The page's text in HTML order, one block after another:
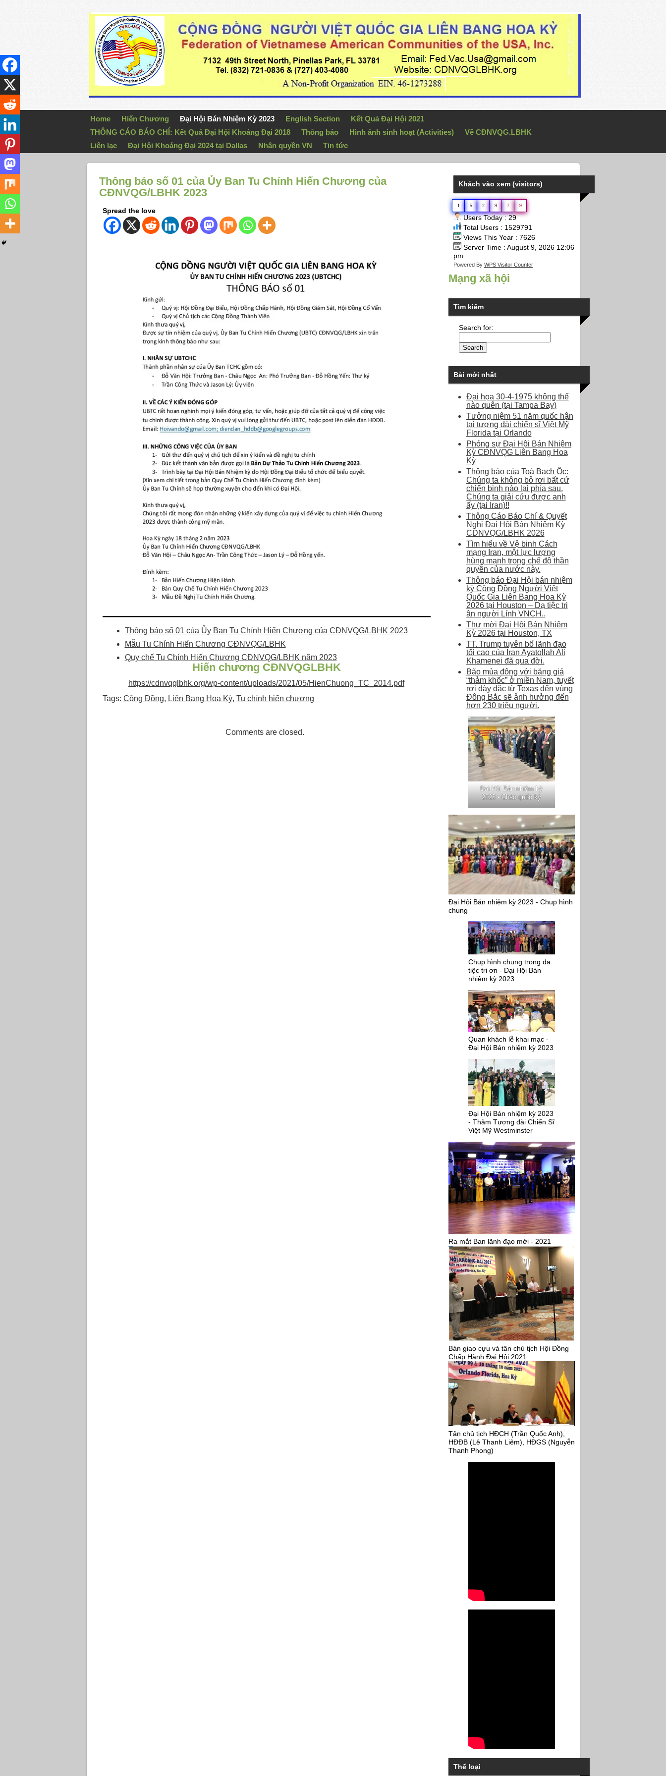
Home Hiến Chương Đại Hội Bán Nhiệm Kỳ 2023 English Section
Kết Quả Đại Hội 2021
THÔNG CÁO BÁO CHÍ: Kết Quả Đại Hội Khoáng Đại 2018
Thông báo Hình ảnh sinh hoạt (Activities)
Về CĐNVQG.LBHK
Liên lạc
Đại Hội Khoáng Đại 2024 tại Dallas Nhân quyền VN Tin tức
Thông báo số 01 của Ủy Ban Tu Chính Hiến Chương của
CĐNVQG/LBHK 2023
Spread the love
Thông báo số 01 của Ủy Ban Tu Chính Hiến Chương của CĐNVQG/LBHK 2023
Mẫu Tu Chính Hiến Chương CĐNVQG/LBHK
Quy chế Tu Chính Hiến Chương CĐNVQG/LBHK năm 2023
Hiến chương CĐNVQGLBHK
https://cdnvqglbhk.org/wp-content/uploads/2021/05/HienChuong_TC_2014.pdf
Tags: Cộng Đồng, Liên Bang Hoa Kỳ, Tu chính hiến chương
Comments are closed.
Khách vào xem (visitors)
1 5 2 9 7 9
Users Today : 29
Total Users : 1529791
Views This Year : 7626
Server Time : August 9, 2026 12:06
pm
Powered By WPS Visitor Counter
Mạng xã hội
Tìm kiếm
Search for:
Bài mới nhất
Đại họa 30-4-1975 không thể
nào quên (tại Tampa Bay)
Tưởng niệm 51 năm quốc hận
tại tượng đài chiến sĩ Việt Mỹ
Florida tại Orlando
Phóng sự Đại Hội Bán Nhiệm
Kỳ CĐNVQG Liên Bang Hoa
Kỳ
Thông báo của Toà Bạch Ốc:
Chúng ta không bỏ rơi bất cứ
chiến binh nào lại phía sau.
Chúng ta giải cứu được anh
ấy (tại Iran)!!
Thông Cáo Báo Chí & Quyết
Nghị Đại Hội Bán Nhiệm Kỳ
CDNVQG/LBHK 2026
Tìm hiểu về Vệ binh Cách
mạng Iran, một lực lượng
hùng mạnh trong chế độ thần
quyền của nước này.
Thông báo Đại Hội bán nhiệm
kỳ Cộng Đồng Người Việt
Quốc Gia Liên Bang Hoa Kỳ
2026 tại Houston – Dạ tiệc tri
ân người Lính VNCH..
Thư mời Đại Hội Bán Nhiệm
Kỳ 2026 tại Houston, TX
TT. Trump tuyên bố lãnh đạo
tối cao của Iran Ayatollah Ali
Khamenei đã qua đời.
Bão mùa đông với băng giá
“thảm khốc” ở miền Nam, tuyết
rơi dày đặc từ Texas đến vùng
Đông Bắc sẽ ảnh hưởng đến
hơn 230 triệu người.
Đại Hội Bán nhiệm kỳ
2023 - Chào quốc kỳ
Đại Hội Bán nhiệm kỳ 2023 - Chup hình
chung
Chụp hình chung trong dạ
tiệc tri ơn - Đại Hội Bán
nhiệm kỳ 2023
Quan khách lễ khai mạc -
Đại Hội Bán nhiệm kỳ 2023
Đại Hội Bán nhiệm kỳ 2023
- Thăm Tượng đài Chiến Sĩ
Việt Mỹ Westminster
Ra mắt Ban lãnh đạo mới - 2021
Bàn giao cựu và tân chủ tịch Hội Đồng
Chấp Hành Đại Hội 2021
Tân chủ tịch HĐCH (Trần Quốc Anh),
HĐĐB (Lê Thanh Liêm), HĐGS (Nguyễn
Thanh Phong)
Thể loại